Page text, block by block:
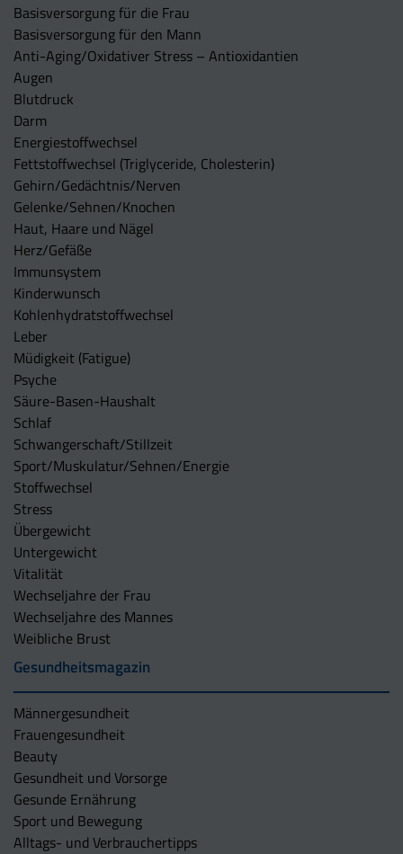
Basisversorgung für die Frau
Basisversorgung für den Mann
Anti-Aging/Oxidativer Stress – Antioxidantien
Augen
Blutdruck
Darm
Energiestoffwechsel
Fettstoffwechsel (Triglyceride, Cholesterin)
Gehirn/Gedächtnis/Nerven
Gelenke/Sehnen/Knochen
Haut, Haare und Nägel
Herz/Gefäße
Immunsystem
Kinderwunsch
Kohlenhydratstoffwechsel
Leber
Müdigkeit (Fatigue)
Psyche
Säure-Basen-Haushalt
Schlaf
Schwangerschaft/Stillzeit
Sport/Muskulatur/Sehnen/Energie
Stoffwechsel
Stress
Übergewicht
Untergewicht
Vitalität
Wechseljahre der Frau
Wechseljahre des Mannes
Weibliche Brust
Gesundheitsmagazin
Männergesundheit
Frauengesundheit
Beauty
Gesundheit und Vorsorge
Gesunde Ernährung
Sport und Bewegung
Alltags- und Verbrauchertipps